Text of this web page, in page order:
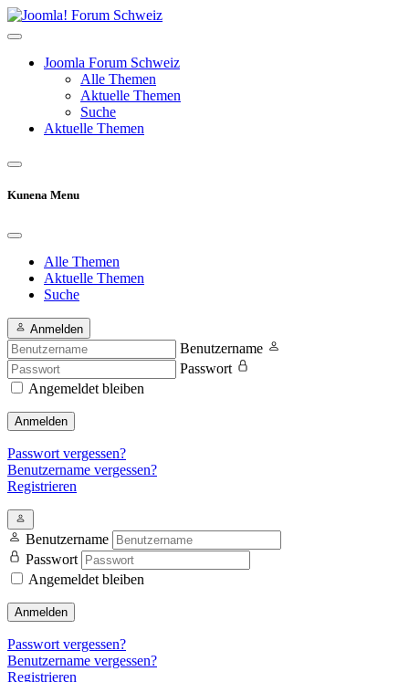
Joomla Forum Schweiz
Alle Themen
Aktuelle Themen
Suche
Aktuelle Themen
Kunena Menu
Alle Themen
Aktuelle Themen
Suche
Anmelden
Benutzername
Passwort
Angemeldet bleiben
Anmelden
Passwort vergessen?
Benutzername vergessen?
Registrieren
Benutzername
Passwort
Angemeldet bleiben
Anmelden
Passwort vergessen?
Benutzername vergessen?
Registrieren